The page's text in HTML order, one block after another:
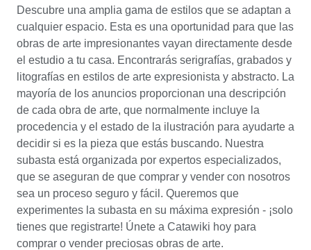
Descubre una amplia gama de estilos que se adaptan a
cualquier espacio. Esta es una oportunidad para que las
obras de arte impresionantes vayan directamente desde
el estudio a tu casa. Encontrarás serigrafías, grabados y
litografías en estilos de arte expresionista y abstracto. La
mayoría de los anuncios proporcionan una descripción
de cada obra de arte, que normalmente incluye la
procedencia y el estado de la ilustración para ayudarte a
decidir si es la pieza que estás buscando. Nuestra
subasta está organizada por expertos especializados,
que se aseguran de que comprar y vender con nosotros
sea un proceso seguro y fácil. Queremos que
experimentes la subasta en su máxima expresión - ¡solo
tienes que registrarte! Únete a Catawiki hoy para
comprar o vender preciosas obras de arte.